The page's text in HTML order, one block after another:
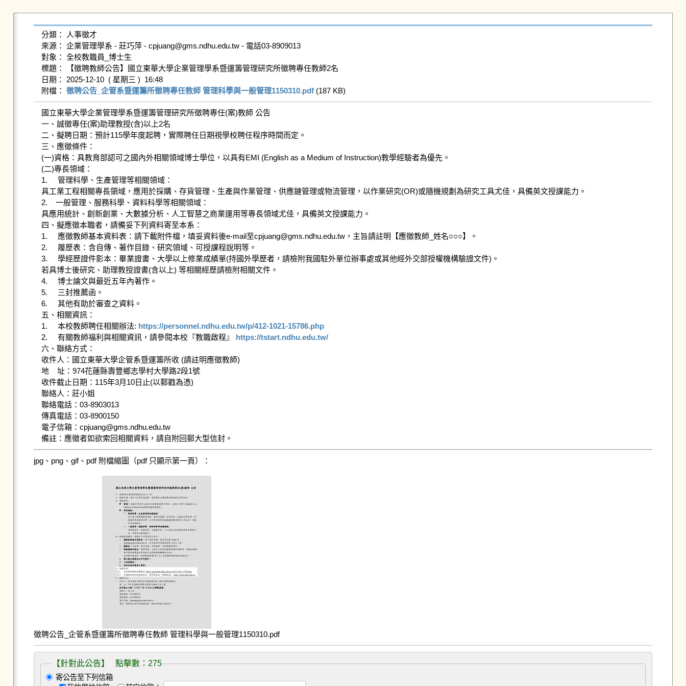
分類： 人事徵才
來源： 企業管理學系 - 莊巧萍 - cpjuang@gms.ndhu.edu.tw - 電話03-8909013
對象： 全校教職員_博士生
標題： 【徵聘教師公告】國立東華大學企業管理學系暨運籌管理研究所徵聘專任教師2名
日期： 2025-12-10  ( 星期三 )  16:48
附檔： 徵聘公告_企管系暨運籌所徵聘專任教師 管理科學與一般管理1150310.pdf (187 KB)
國立東華大學企業管理學系暨運籌管理研究所徵聘專任(案)教師 公告
一、誠徵專任(案)助理教授(含)以上2名
二、擬聘日期：預計115學年度起聘，實際聘任日期視學校聘任程序時間而定。
三、應徵條件：
(一)資格：具教育部認可之國內外相關領域博士學位，以具有EMI (English as a Medium of Instruction)教學經驗者為優先。
(二)專長領域：
1.     管理科學、生產管理等相關領域：
具工業工程相關專長領域，應用於採購、存貨管理、生產與作業管理、供應鏈管理或物流管理，以作業研究(OR)或隨機規劃為研究工具尤佳，具備英文授課能力。
2.    一般管理、服務科學、資料科學等相關領域：
具應用統計、創新創業、大數據分析、人工智慧之商業運用等專長領域尤佳，具備英文授課能力。
四、擬應徵本職者，請備妥下列資料寄至本系：
1.	應徵教師基本資料表：請下載附件檔，填妥資料後e-mail至cpjuang@gms.ndhu.edu.tw，主旨請註明【應徵教師_姓名○○○】。
2.	履歷表：含自傳、著作目錄、研究領域、可授課程說明等。
3.	學經歷證件影本：畢業證書、大學以上修業成績單(持國外學歷者，請檢附我國駐外單位辦事處或其他經外交部授權機構驗證文件)。
若具博士後研究、助理教授證書(含以上) 等相關經歷請檢附相關文件。
4.	博士論文與最近五年內著作。
5.	三封推薦函。
6.	其他有助於審查之資料。
五、相關資訊：
1.	本校教師聘任相關辦法: https://personnel.ndhu.edu.tw/p/412-1021-15786.php
2.	有關教師福利與相關資訊，請參閱本校『教職啟程』 https://tstart.ndhu.edu.tw/
六、聯絡方式：
收件人：國立東華大學企管系暨運籌所收 (請註明應徵教師)
地    址：974花蓮縣壽豐鄉志學村大學路2段1號
收件截止日期：115年3月10日止(以郵戳為憑)
聯絡人：莊小姐
聯絡電話：03-8903013
傳真電話：03-8900150
電子信箱：cpjuang@gms.ndhu.edu.tw
jpg、png、gif、pdf 附檔縮圖（pdf 只顯示第一頁）：
徵聘公告_企管系暨運籌所徵聘專任教師 管理科學與一般管理1150310.pdf
【針對此公告】 點擊數：275
寄公告至下列信箱